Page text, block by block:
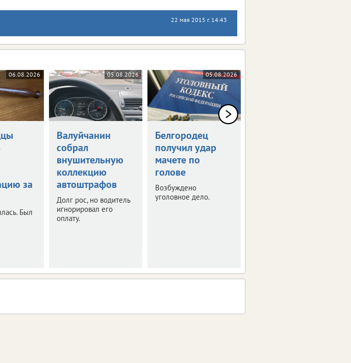
22 мая 2015 г. 14:43
06.08.2026
за
Был
05.08.2026
Валуйчанин
собрал
внушительную
коллекцию
автоштрафов
Долг рос, но водитель
игнорировал его
оплату.
05.08.2026
Белгородец
получил удар
мачете по
голове
Возбуждено
уголовное дело.